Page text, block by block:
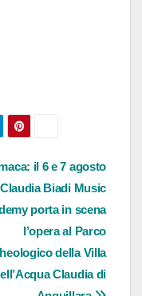
il 6 e 7 agosto
Claudia Biadi Music
porta in scena
l’opera al Parco
della Villa
Claudia di